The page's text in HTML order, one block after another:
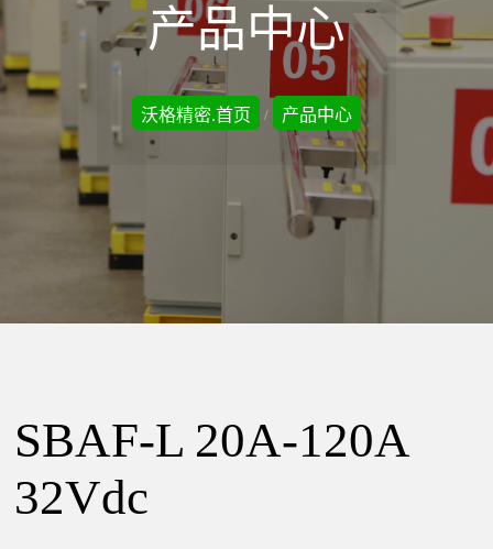
格
精
电
器
有
产品中心
沃格精密.首页 / 产品中心
SBAF-L 20A-120A
32Vdc